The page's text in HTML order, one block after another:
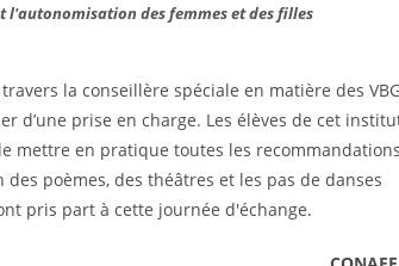
l'autonomisation des femmes et des filles
la conseillère spéciale en matière des
d’une prise en charge. Les élèves de cet
mettre en pratique toutes les recommandations
poèmes, des théâtres et les pas de danses
pris part à cette journée d'échange.